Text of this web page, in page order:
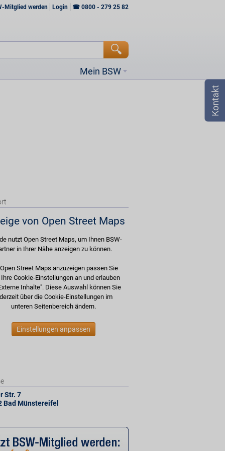
Mitglied werden Login ☎ 0800 - 279 25 82
Mein BSW
von Open Street Maps
nutzt Open Street Maps, um Ihnen BSW-
in Ihrer Nähe anzeigen zu können.
Street Maps anzuzeigen passen Sie
Cookie-Einstellungen an und erlauben
Inhalte". Diese Auswahl können Sie
über die Cookie-Einstellungen im
unteren Seitenbereich ändern.
Einstellungen anpassen
Str. 7
Bad Münstereifel